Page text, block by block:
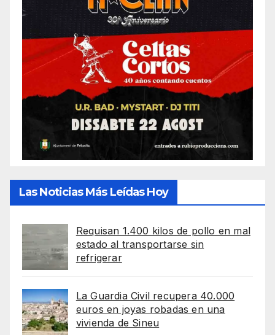
Las Noticias Más Leídas Hoy
Requisan 1.400 kilos de pollo en mal
estado al transportarse sin
refrigerar
La Guardia Civil recupera 40.000
euros en joyas robadas en una
vivienda de Sineu